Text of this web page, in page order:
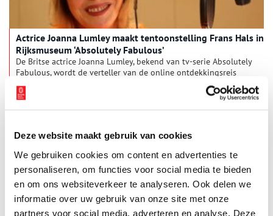
Deze website maakt gebruik van cookies
We gebruiken cookies om content en advertenties te
personaliseren, om functies voor social media te bieden
en om ons websiteverkeer te analyseren. Ook delen we
informatie over uw gebruik van onze site met onze
partners voor social media, adverteren en analyse. Deze
Actrice Joanna Lumley maakt tentoonstelling Frans Hals in
Rijksmuseum ‘Absolutely Fabulous’
De Britse actrice Joanna Lumley, bekend van tv-serie Absolutely
Fabulous, wordt de verteller van de online ontdekkingsreis
Frans Hals: Strokes of Genius. Deze verschijnt op de website
van het Rijksmuseum bij de tentoonstelling Frans Hals, die op
haar rol bij de Frans Hals-tentoonstelling. De Nederlandse
versie, De geniale streken van Frans Hals, wordt ingesproken
door actrice Eva van de Gucht (Iedereen beroemd, Oogappels,
Klokhuis), die net als Frans Hals Vlaamse roots heeft.